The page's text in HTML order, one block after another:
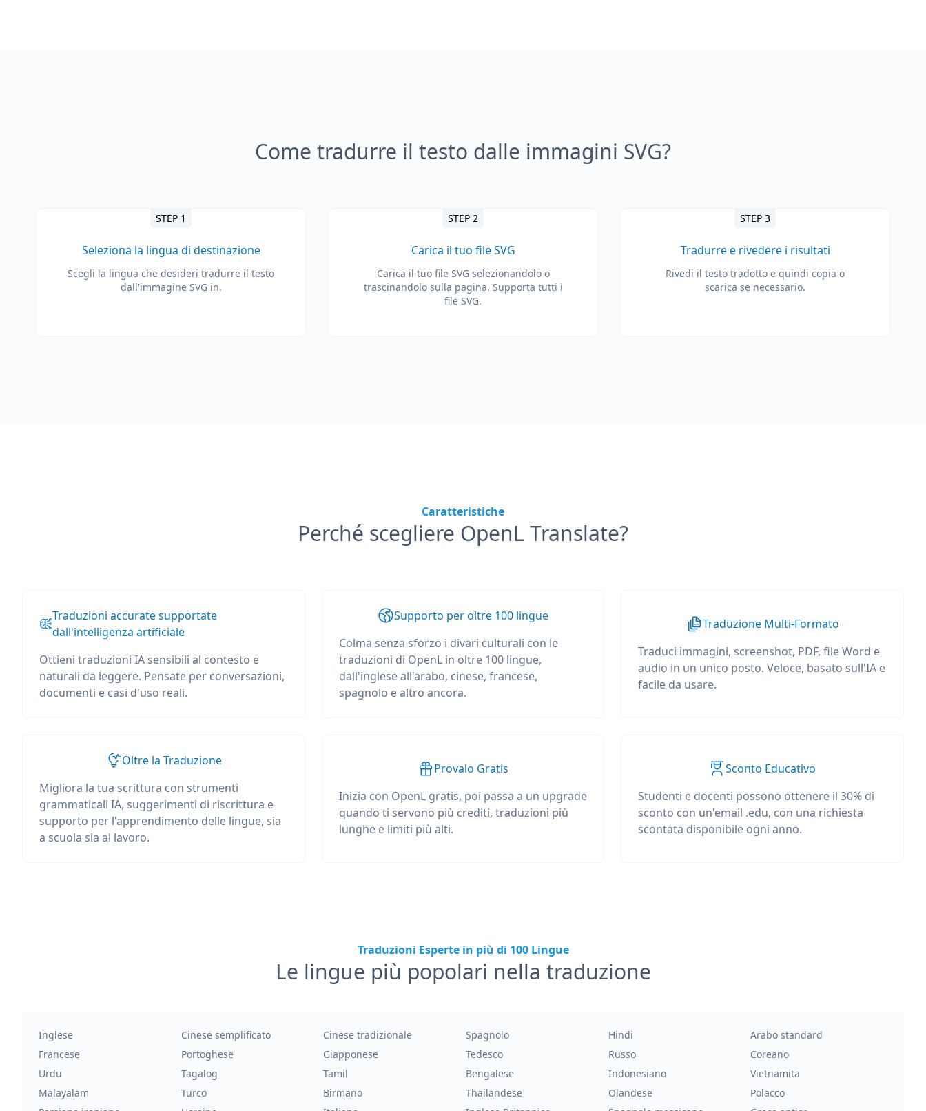
Come tradurre il testo dalle immagini SVG?
STEP 1
Seleziona la lingua di destinazione
Scegli la lingua che desideri tradurre il testo
dall'immagine SVG in.
STEP 2
Carica il tuo file SVG
Carica il tuo file SVG selezionandolo o
trascinandolo sulla pagina. Supporta tutti i
file SVG.
STEP 3
Tradurre e rivedere i risultati
Rivedi il testo tradotto e quindi copia o
scarica se necessario.
Caratteristiche
Perché scegliere OpenL Translate?
Traduzioni accurate supportate
dall'intelligenza artificiale
Ottieni traduzioni IA sensibili al contesto e
naturali da leggere. Pensate per conversazioni,
documenti e casi d'uso reali.
Supporto per oltre 100 lingue
Colma senza sforzo i divari culturali con le
traduzioni di OpenL in oltre 100 lingue,
dall'inglese all'arabo, cinese, francese,
spagnolo e altro ancora.
Traduzione Multi-Formato
Traduci immagini, screenshot, PDF, file Word e
audio in un unico posto. Veloce, basato sull'IA e
facile da usare.
Oltre la Traduzione
Migliora la tua scrittura con strumenti
grammaticali IA, suggerimenti di riscrittura e
supporto per l'apprendimento delle lingue, sia
a scuola sia al lavoro.
Provalo Gratis
Inizia con OpenL gratis, poi passa a un upgrade
quando ti servono più crediti, traduzioni più
lunghe e limiti più alti.
Sconto Educativo
Studenti e docenti possono ottenere il 30% di
sconto con un'email .edu, con una richiesta
scontata disponibile ogni anno.
Traduzioni Esperte in più di 100 Lingue
Le lingue più popolari nella traduzione
Inglese Cinese semplificato Cinese tradizionale Spagnolo Hindi
Arabo standard
Francese
Portoghese Giapponese Tedesco Russo
Coreano
Urdu
Tagalog Tamil Bengalese Indonesiano
Vietnamita
Malayalam
Turco Birmano Thailandese Olandese
Polacco